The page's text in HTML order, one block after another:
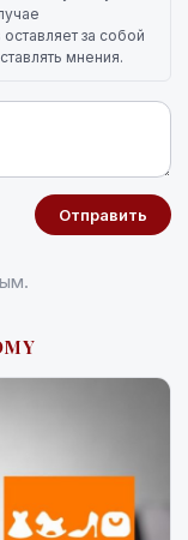
за собой
мнения.
Отправить